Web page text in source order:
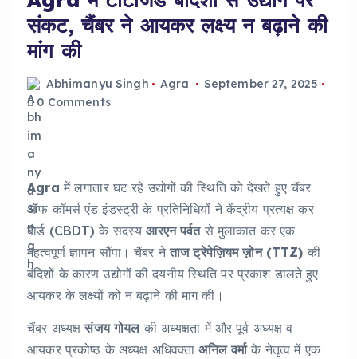
संकट, चैंबर ने आयकर लक्ष्य न बढ़ाने की
मांग की
Abhimanyu Singh Agra
September 27, 2025
0 Comments
Agra में लगातार घट रहे उद्योगों की स्थिति को देखते हुए चैंबर
ऑफ कॉमर्स एंड इंडस्ट्री के प्रतिनिधियों ने केंद्रीय प्रत्यक्ष कर
बोर्ड (CBDT) के सदस्यआरएन पर्वतसे मुलाकात कर एक
महत्वपूर्ण ज्ञापन सौंपा। चैंबर नेताज ट्रेपेज़ियम ज़ोन (TTZ) की
बंदिशों के कारण उद्योगों की दयनीय स्थिति पर प्रकाश डालते हुए
आयकर के लक्ष्यों को न बढ़ाने की मांग की।
चैंबर अध्यक्षसंजय गोयलकी अध्यक्षता में और पूर्व अध्यक्ष व
आयकर प्रकोष्ठ के अध्यक्ष अधिवक्ताअनिल वर्माके नेतृत्व में एक